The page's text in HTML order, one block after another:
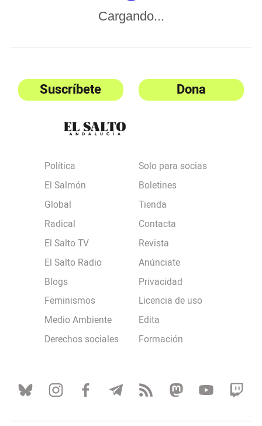
Cargando...
Suscríbete Dona
Política
El Salmón
Global
Radical
El Salto TV
El Salto Radio
Blogs
Feminismos
Medio Ambiente
Derechos sociales
Solo para socias
Boletines
Tienda
Contacta
Revista
Anúnciate
Privacidad
Licencia de uso
Edita
Formación